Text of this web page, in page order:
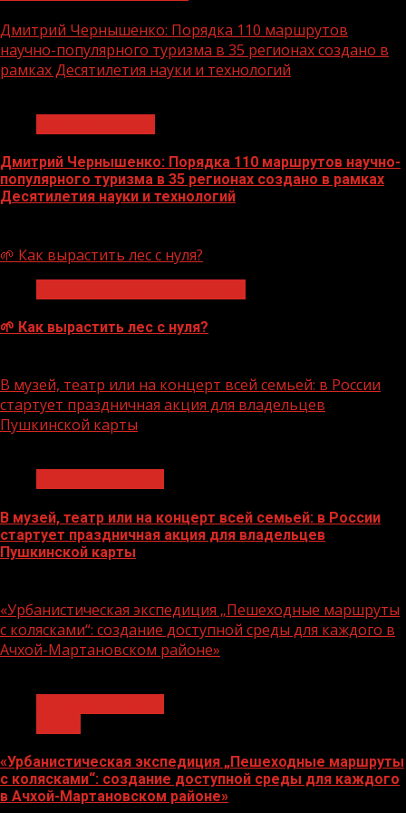
Дмитрий Чернышенко: Порядка 110 маршрутов
научно-популярного туризма в 35 регионах создано в
рамках Десятилетия науки и технологий
Дмитрий Чернышенко: Порядка 110 маршрутов научно-
популярного туризма в 35 регионах создано в рамках
Десятилетия науки и технологий
🌱 Как вырастить лес с нуля?
🌱 Как вырастить лес с нуля?
В музей, театр или на концерт всей семьей: в России
стартует праздничная акция для владельцев
Пушкинской карты
В музей, театр или на концерт всей семьей: в России
стартует праздничная акция для владельцев
Пушкинской карты
«Урбанистическая экспедиция „Пешеходные маршруты
с колясками“: создание доступной среды для каждого в
Ачхой-Мартановском районе»
«Урбанистическая экспедиция „Пешеходные маршруты
с колясками“: создание доступной среды для каждого
в Ачхой-Мартановском районе»